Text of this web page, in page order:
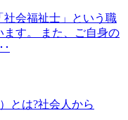
会福祉士」という職
す。 また、ご自身の